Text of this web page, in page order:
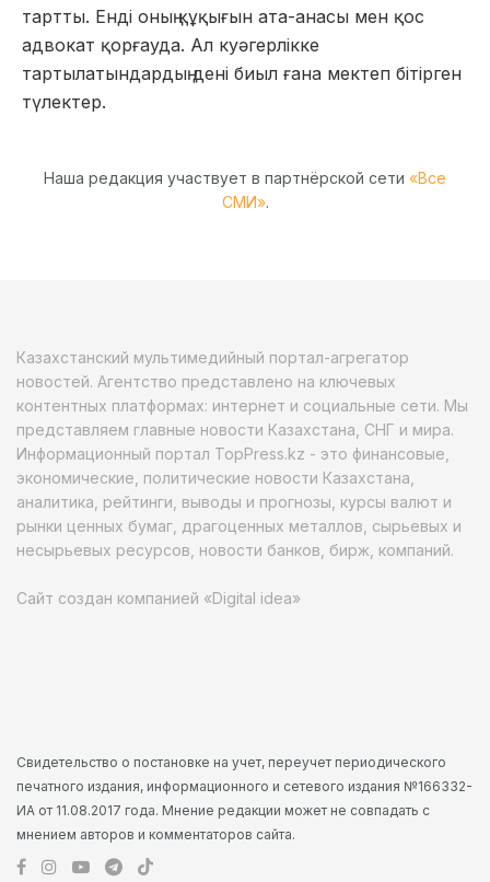
тартты. Енді оның құқығын ата-анасы мен қос
адвокат қорғауда. Ал куәгерлікке
тартылатындардың дені биыл ғана мектеп бітірген
түлектер.
Наша редакция участвует в партнёрской сети «Все
СМИ».
Казахстанский мультимедийный портал-агрегатор
новостей. Агентство представлено на ключевых
контентных платформах: интернет и социальные сети. Мы
представляем главные новости Казахстана, СНГ и мира.
Информационный портал TopPress.kz - это финансовые,
экономические, политические новости Казахстана,
аналитика, рейтинги, выводы и прогнозы, курсы валют и
рынки ценных бумаг, драгоценных металлов, сырьевых и
несырьевых ресурсов, новости банков, бирж, компаний.
Сайт создан компанией «Digital idea»
Свидетельство о постановке на учет, переучет периодического
печатного издания, информационного и сетевого издания №166332-
ИА от 11.08.2017 года. Мнение редакции может не совпадать с
мнением авторов и комментаторов сайта.